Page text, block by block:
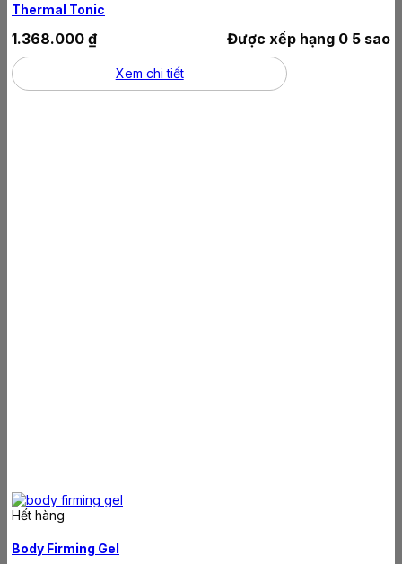
Thermal Tonic
Được xếp hạng 0 5 sao
1.368.000 ₫
Xem chi tiết
Hết hàng
Body Firming Gel